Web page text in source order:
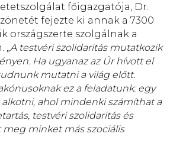
főigazgatója, Dr.
fejezte ki annak a 7300
országszerte szolgálnak a
A testvéri szolidaritás mutatkozik
Ha ugyanaz az Úr hívott el
mutatni a világ előtt.
ez a feladatunk: egy
ahol mindenki számíthat a
testvéri szolidaritás és
minket más szociális